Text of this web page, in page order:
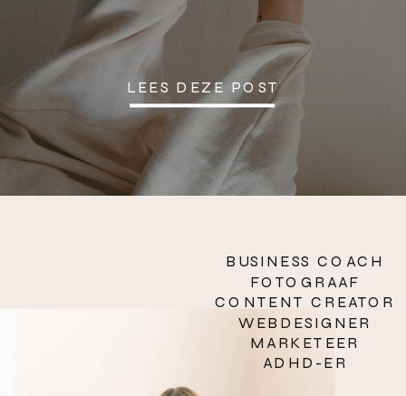
LEES DEZE POST
BUSINESS COACH
FOTOGRAAF
CONTENT CREATOR
WEBDESIGNER
MARKETEER
ADHD-ER